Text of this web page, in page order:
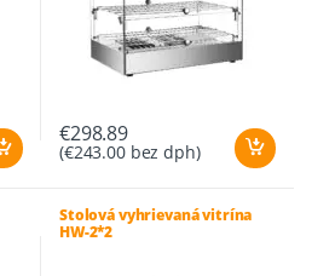
€298.89
(€243.00bez dph)
Stolová vyhrievaná vitrína
HW-2*2